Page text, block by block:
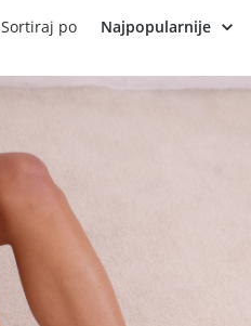
Sortiraj po Najpopularnije